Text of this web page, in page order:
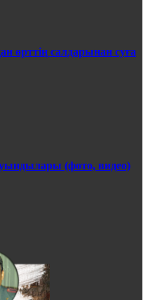
өрттің салдарынан суға
(фото, видео)